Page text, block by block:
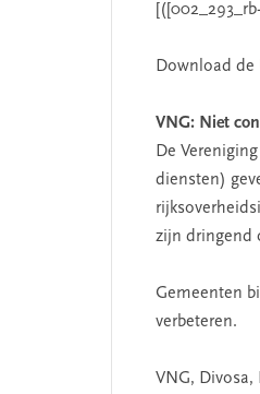
Download de
VNG: Niet
De
diensten)
zijn dringend
Gemeenten
verbeteren.
VNG,